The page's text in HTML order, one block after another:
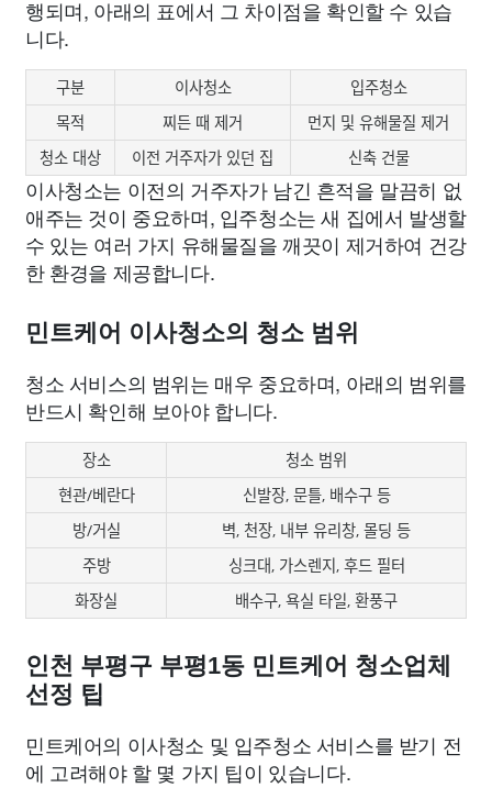
행되며, 아래의 표에서 그 차이점을 확인할 수 있습
니다.
구분 이사청소
입주청소
목적
찌든 때 제거
먼지 및 유해물질 제거
청소 대상
이전 거주자가 있던 집 신축 건물
이사청소는 이전의 거주자가 남긴 흔적을 말끔히 없
애주는 것이 중요하며, 입주청소는 새 집에서 발생할
수 있는 여러 가지 유해물질을 깨끗이 제거하여 건강
한 환경을 제공합니다.
민트케어 이사청소의 청소 범위
청소 서비스의 범위는 매우 중요하며, 아래의 범위를
반드시 확인해 보아야 합니다.
장소
청소 범위
현관/베란다
신발장, 문틀, 배수구 등
방/거실
벽, 천장, 내부 유리창, 몰딩 등
주방
싱크대, 가스렌지, 후드 필터
화장실
배수구, 욕실 타일, 환풍구
인천 부평구 부평1동 민트케어 청소업체
선정 팁
민트케어의 이사청소 및 입주청소 서비스를 받기 전
에 고려해야 할 몇 가지 팁이 있습니다.